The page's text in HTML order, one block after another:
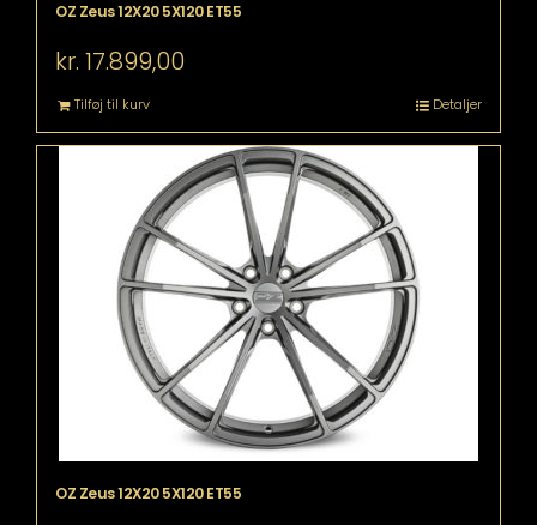
OZ Zeus 12X20 5X120 ET55
kr. 17.899,00
Tilføj til kurv Detaljer
OZ Zeus 12X20 5X120 ET55